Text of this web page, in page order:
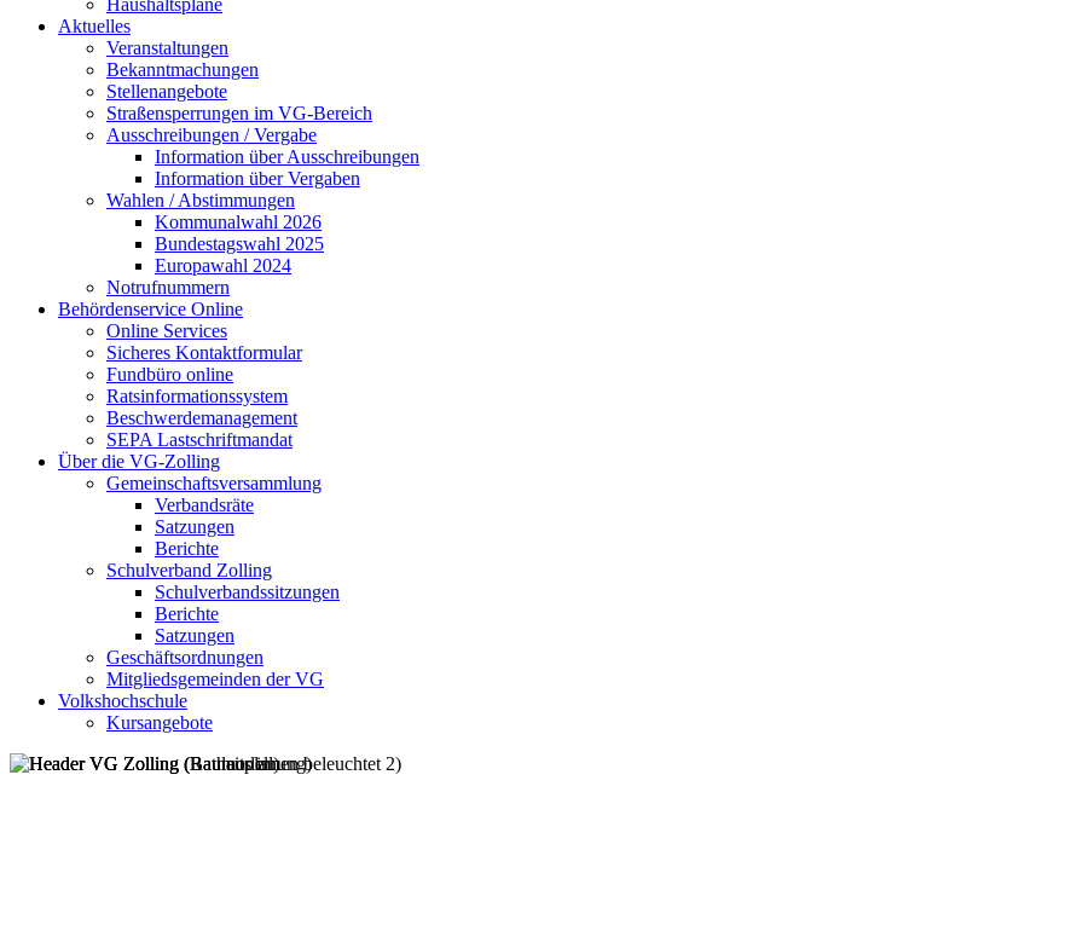
Haushaltspläne
Aktuelles
Veranstaltungen
Bekanntmachungen
Stellenangebote
Straßensperrungen im VG-Bereich
Ausschreibungen / Vergabe
Information über Ausschreibungen
Information über Vergaben
Wahlen / Abstimmungen
Kommunalwahl 2026
Bundestagswahl 2025
Europawahl 2024
Notrufnummern
Behördenservice Online
Online Services
Sicheres Kontaktformular
Fundbüro online
Ratsinformationssystem
Beschwerdemanagement
SEPA Lastschriftmandat
Über die VG-Zolling
Gemeinschaftsversammlung
Verbandsräte
Satzungen
Berichte
Schulverband Zolling
Schulverbandssitzungen
Berichte
Satzungen
Geschäftsordnungen
Mitgliedsgemeinden der VG
Volkshochschule
Kursangebote